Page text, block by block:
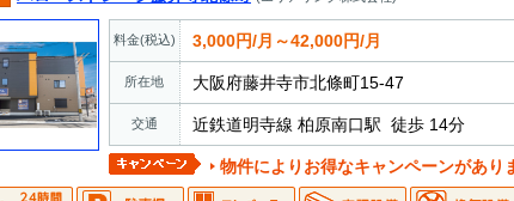
料金(税込) 3,000円/月～42,000円/月
所在地 大阪府藤井寺市北條町15‐47
交通 近鉄道明寺線 柏原南口駅 徒歩 14分
物件によりお得なキャンペーンがあり